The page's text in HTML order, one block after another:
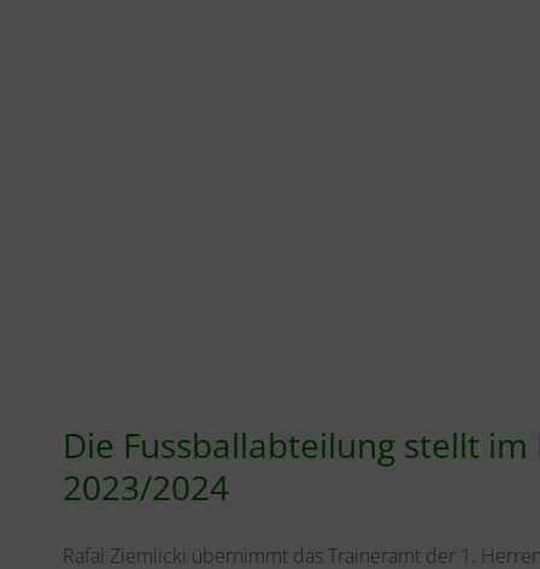
Die Fussballabteilung stellt
2023/2024
Rafal Ziemlicki übernimmt das Traineramt der 1.